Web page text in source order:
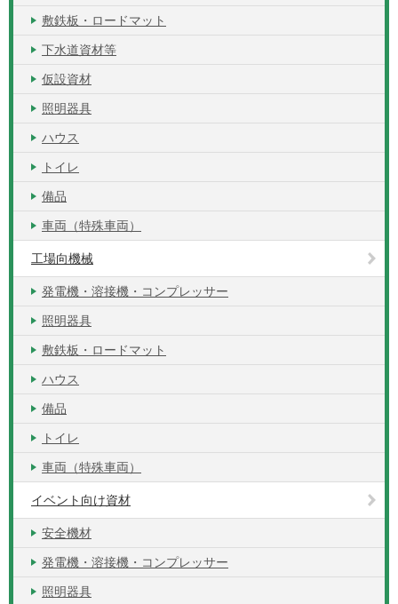
敷鉄板・ロードマット
下水道資材等
仮設資材
照明器具
ハウス
トイレ
備品
車両（特殊車両）
工場向機械
発電機・溶接機・コンプレッサー
照明器具
敷鉄板・ロードマット
ハウス
備品
トイレ
車両（特殊車両）
イベント向け資材
安全機材
発電機・溶接機・コンプレッサー
照明器具